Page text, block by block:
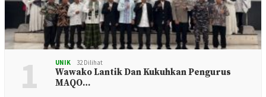
1 UNIK 32 Dilihat
Wawako Lantik Dan Kukuhkan Pengurus
MAQO…